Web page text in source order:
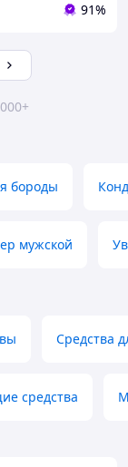
91%
бороды
мужской
Средства
средства